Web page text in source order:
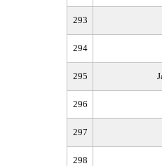
293
294
295
296
297
298